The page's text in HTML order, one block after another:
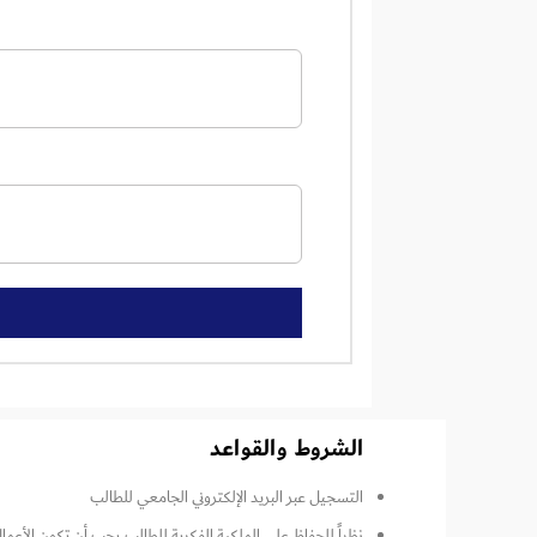
الشروط والقواعد
التسجيل عبر البريد الإلكتروني الجامعي للطالب